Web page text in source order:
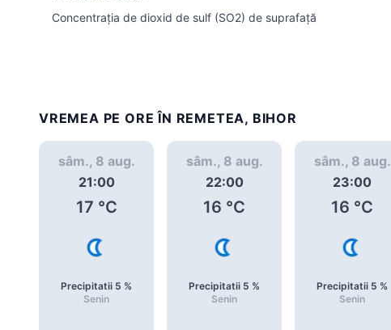
Concentrația de dioxid de sulf (SO2) de suprafață
VREMEA PE ORE ÎN REMETEA, BIHOR
sâm., 8 aug.
21:00
17 °C
Precipitatii 5 %
Senin
sâm., 8 aug.
22:00
16 °C
Precipitatii 5 %
Senin
sâm., 8 aug.
23:00
16 °C
Precipitatii 5 %
Senin